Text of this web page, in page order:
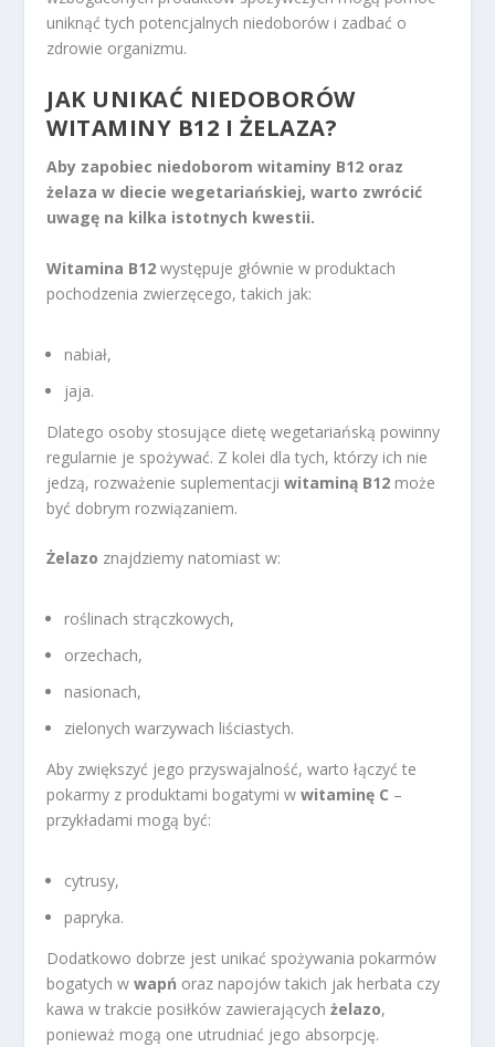
uniknąć tych potencjalnych niedoborów i zadbać o
zdrowie organizmu.
JAK UNIKAĆ NIEDOBORÓW
WITAMINY B12 I ŻELAZA?
Aby zapobiec niedoborom witaminy B12 oraz
żelaza w diecie wegetariańskiej, warto zwrócić
uwagę na kilka istotnych kwestii.
Witamina B12 występuje głównie w produktach
pochodzenia zwierzęcego, takich jak:
nabiał,
jaja.
Dlatego osoby stosujące dietę wegetariańską powinny
regularnie je spożywać. Z kolei dla tych, którzy ich nie
jedzą, rozważenie suplementacjiwitaminą B12 może
być dobrym rozwiązaniem.
Żelazo znajdziemy natomiast w:
roślinach strączkowych,
orzechach,
nasionach,
zielonych warzywach liściastych.
Aby zwiększyć jego przyswajalność, warto łączyć te
pokarmy z produktami bogatymi wwitaminę C –
przykładami mogą być:
cytrusy,
papryka.
Dodatkowo dobrze jest unikać spożywania pokarmów
bogatych wwapń oraz napojów takich jak herbata czy
kawa w trakcie posiłków zawierającychżelazo,
ponieważ mogą one utrudniać jego absorpcję.